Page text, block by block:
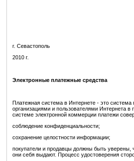
г. Севастополь
2010 г.
Электронные платежные средства
Платежная система в Интернете - это
организациями и пользователями Интернета в
системе электронной коммерции платежи
соблюдение конфиденциальности;
сохранение целостности информации;
покупатели и продавцы должны быть уверены,
они себя выдают. Процесс удостоверения